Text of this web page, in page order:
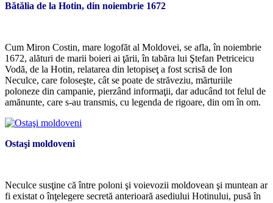
Bătălia de la Hotin, din noiembrie 1672
Cum Miron Costin, mare logofăt al Moldovei, se afla, în noiembrie
1672, alături de marii boieri ai ţării, în tabăra lui Ştefan Petriceicu
Vodă, de la Hotin, relatarea din letopiseţ a fost scrisă de Ion
Neculce, care foloseşte, cât se poate de străveziu, mărturiile
poloneze din campanie, pierzând informaţii, dar aducând tot felul de
amănunte, care s-au transmis, cu legenda de rigoare, din om în om.
Ostaşi moldoveni
Neculce susţine că între poloni şi voievozii moldovean şi muntean ar
fi existat o înţelegere secretă anterioară asediului Hotinului, pusă în